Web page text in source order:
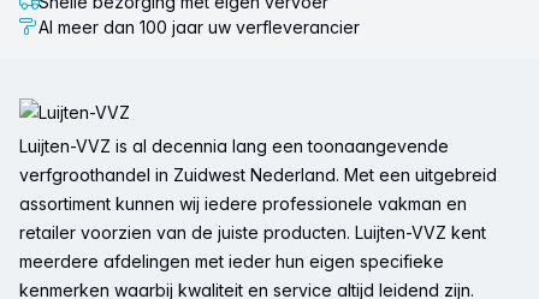
Al meer dan 100 jaar uw verfleverancier
Luijten-VVZ is al decennia lang een toonaangevende
verfgroothandel in Zuidwest Nederland. Met een uitgebreid
assortiment kunnen wij iedere professionele vakman en
retailer voorzien van de juiste producten. Luijten-VVZ kent
meerdere afdelingen met ieder hun eigen specifieke
kenmerken waarbij kwaliteit en service altijd leidend zijn.